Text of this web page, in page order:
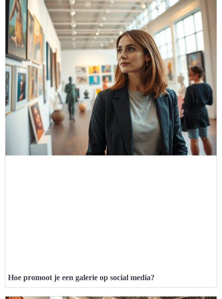
Hoe promoot je een galerie op social media?